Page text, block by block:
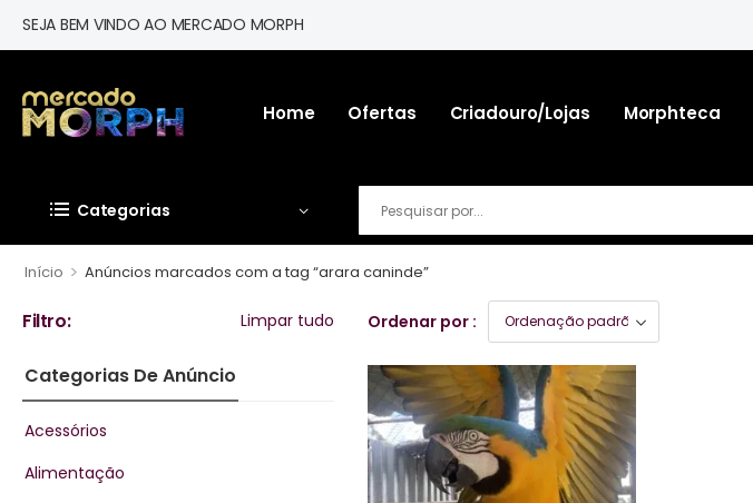
SEJA BEM VINDO AO MERCADO MORPH
Home Ofertas Criadouro/lojas Morphteca
Categorias
Início > Anúncios marcados com a tag “arara caninde”
Filtro: Limpar tudo
Categorias De Anúncio
Acessórios
Alimentação
Ordenar por :